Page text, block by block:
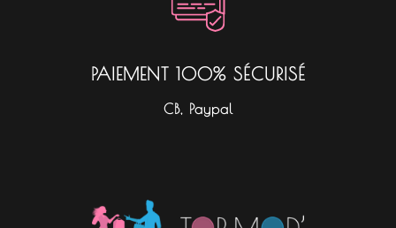
PAIEMENT 100% SÉCURISÉ
CB, Paypal